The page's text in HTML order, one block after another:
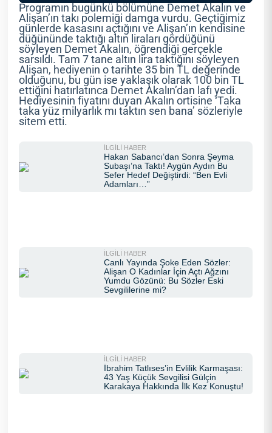
Programın bugünkü bölümüne Demet Akalın ve
Alişan’ın takı polemiği damga vurdu. Geçtiğimiz
günlerde kasasını açtığını ve Alişan’ın kendisine
düğününde taktığı altın liraları gördüğünü
söyleyen Demet Akalın, öğrendiği gerçekle
sarsıldı. Tam 7 tane altın lira taktığını söyleyen
Alişan, hediyenin o tarihte 35 bin TL değerinde
olduğunu, bu gün ise yaklaşık olarak 100 bin TL
ettiğini hatırlatınca Demet Akalın’dan lafı yedi.
Hediyesinin fiyatını duyan Akalın ortisine ‘Taka
taka yüz milyarlık mı taktın sen bana’ sözleriyle
sitem etti.